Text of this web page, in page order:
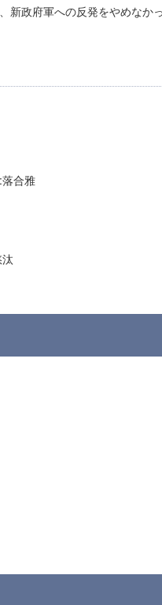
新政府軍への反発をやめな
合雅